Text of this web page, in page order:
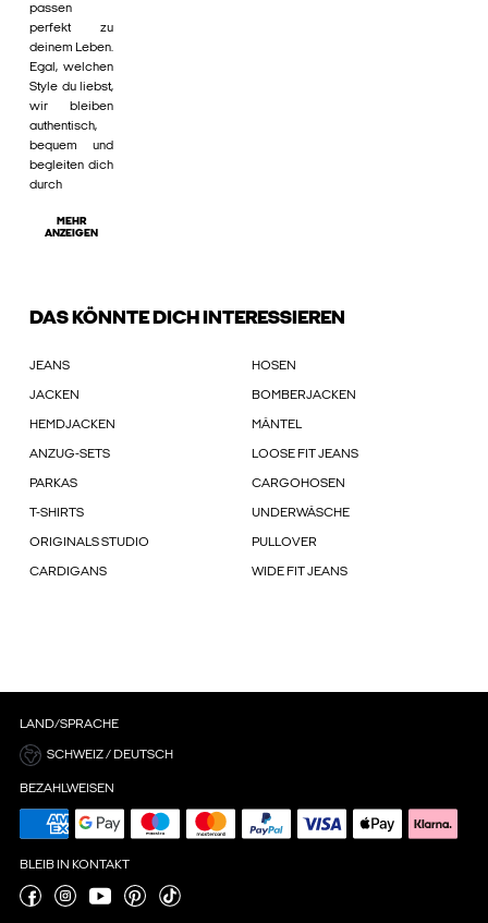
passen
perfekt zu
deinem Leben.
Egal, welchen
Style du liebst,
wir bleiben
authentisch,
bequem und
begleiten dich
durch
MEHR
ANZEIGEN
DAS KÖNNTE DICH INTERESSIEREN
JEANS HOSEN
JACKEN BOMBERJACKEN
HEMDJACKEN MÄNTEL
ANZUG-SETS LOOSE FIT JEANS
PARKAS CARGOHOSEN
T-SHIRTS UNDERWÄSCHE
ORIGINALS STUDIO PULLOVER
CARDIGANS WIDE FIT JEANS
LAND/SPRACHE
SCHWEIZ / DEUTSCH
BEZAHLWEISEN
BLEIB IN KONTAKT